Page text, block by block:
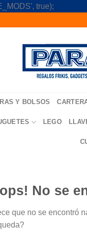
true);
Y BOLSOS
LEGO
No se
que no se encontró